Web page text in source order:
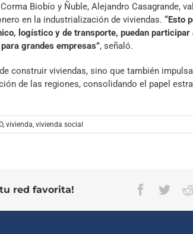
Biobío y Ñuble, Alejandro Casagrande,
en la industrialización de viviendas. “Esto
logístico y de transporte, puedan
grandes empresas”, señaló.
construir viviendas, sino que también
de las regiones, consolidando el papel
, vivienda vivienda social
red favorita! Facebook